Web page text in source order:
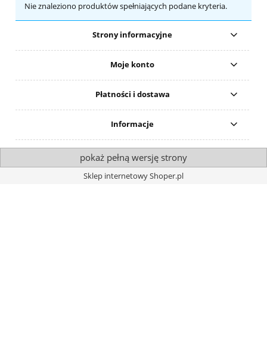
Nie znaleziono produktów spełniających podane kryteria.
Strony informacyjne
Moje konto
Płatności i dostawa
Informacje
pokaż pełną wersję strony
Sklep internetowy Shoper.pl